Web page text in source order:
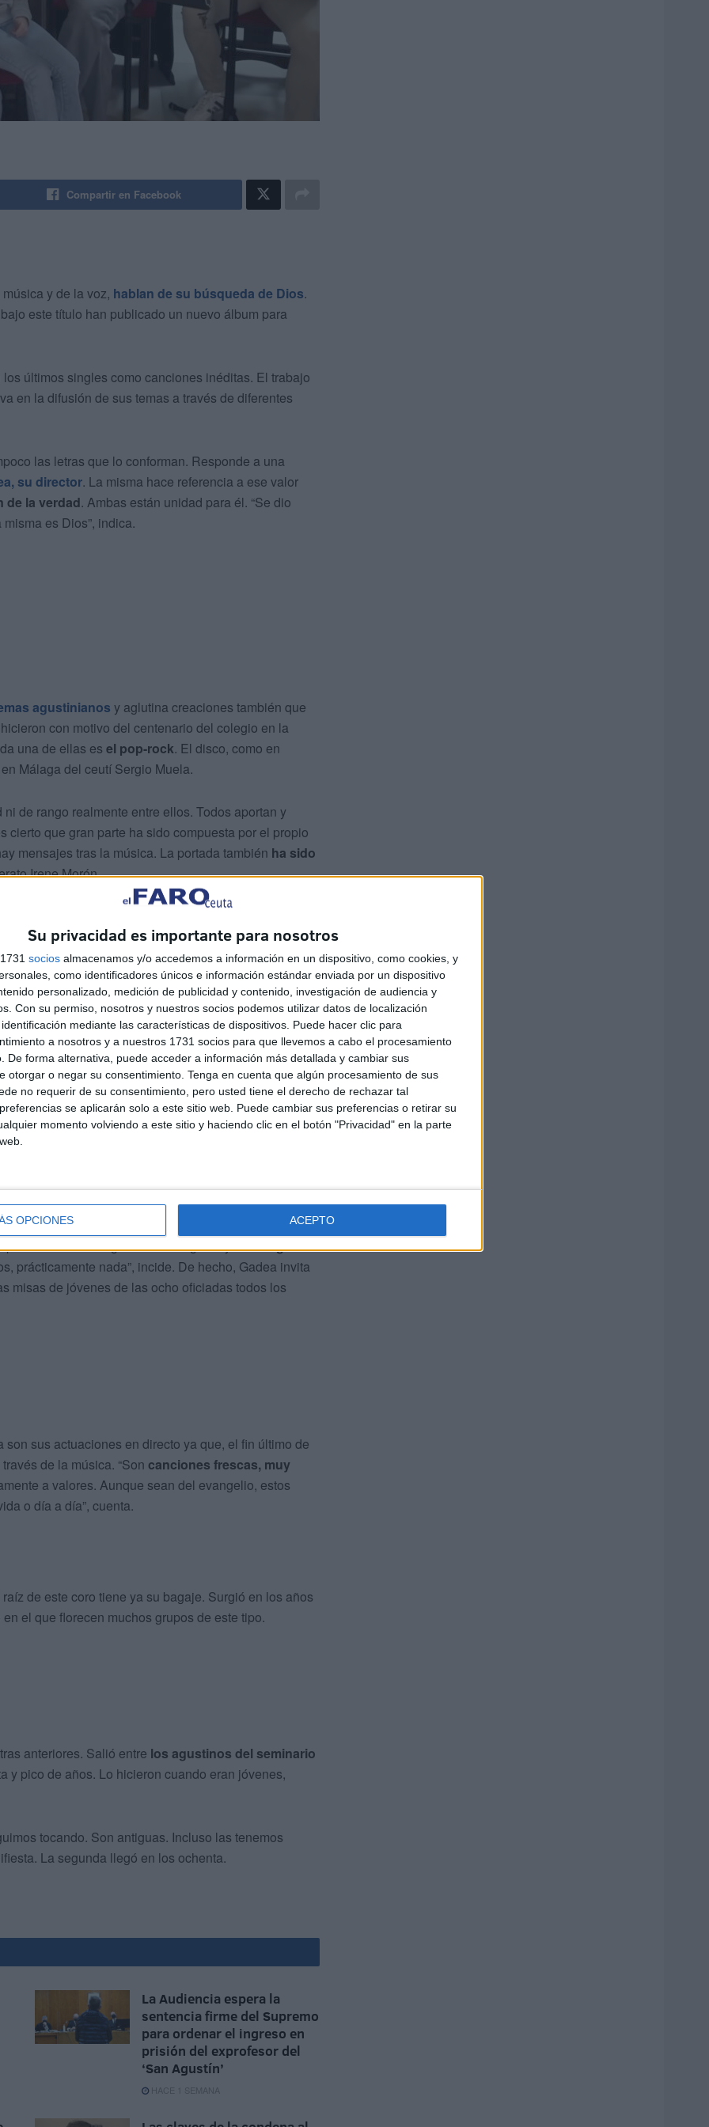
Su privacidad es importante para nosotros
socios almacenamos y/o accedemos a información en un dispositivo, como cookies, y
como identificadores únicos e información estándar enviada por un dispositivo
personalizado, medición de publicidad y contenido, investigación de audiencia y
Con su permiso, nosotros y nuestros socios podemos utilizar datos de localización
mediante las características de dispositivos. Puede hacer clic para
a nosotros y a nuestros 1731 socios para que llevemos a cabo el procesamiento
De forma alternativa, puede acceder a información más detallada y cambiar sus
otorgar o negar su consentimiento. Tenga en cuenta que algún procesamiento de sus
no requerir de su consentimiento, pero usted tiene el derecho de rechazar tal
se aplicarán solo a este sitio web. Puede cambiar sus preferencias o retirar su
momento volviendo a este sitio y haciendo clic en el botón "Privacidad" en la parte
OPCIONES ACEPTO
Compartir en Facebook
y de la voz, hablan de su búsqueda de Dios.
este título han publicado un nuevo álbum para
últimos singles como canciones inéditas. El trabajo
en la difusión de sus temas a través de diferentes
las letras que lo conforman. Responde a una
su director. La misma hace referencia a ese valor
de la verdad. Ambas están unidad para él. “Se dio
es Dios”, indica.
agustinianos y aglutina creaciones también que
con motivo del centenario del colegio en la
una de ellas es el pop-rock. El disco, como en
Málaga del ceutí Sergio Muela.
de rango realmente entre ellos. Todos aportan y
que gran parte ha sido compuesta por el propio
mensajes tras la música. La portada también ha sido
Irene Morón.
que ocupa toda la imagen. Presenta todas sus
que representa el escudo agustiniano. Resalta
la ‘t’ se distingue una cruz.
tienen marcado el siguiente paso a completar. La idea
‘Somos comunidad’. Actualmente ya están
algo nuevo”, especifica.
“Le está gustando a la gente yestá llegando
prácticamente nada”, incide. De hecho, Gadea invita
misas de jóvenes de las ocho oficiadas todos los
sus actuaciones en directo ya que, el fin último de
de la música. “Son canciones frescas, muy
a valores. Aunque sean del evangelio, estos
o día a día”, cuenta.
de este coro tiene ya su bagaje. Surgió en los años
el que florecen muchos grupos de este tipo.
anteriores. Salió entre los agustinos del seminario
y pico de años. Lo hicieron cuando eran jóvenes,
tocando. Son antiguas. Incluso las tenemos
La segunda llegó en los ochenta.
La Audiencia espera la
sentencia firme del Supremo
para ordenar el ingreso en
prisión del exprofesor del
‘San Agustín’
HACE 1 SEMANA